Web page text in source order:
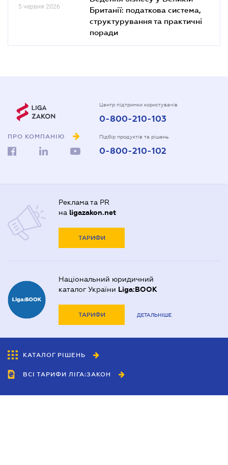
5 червня 2026
Британії: податкова система,
структурування та практичні
поради
ПРО КОМПАНІЮ
Центр підтримки користувачів
0-800-210-103
Підбір продуктів та рішень
0-800-210-102
Реклама та PR
на ligazakon.net
ТАРИФИ
Національний юридичний
каталог України Liga:BOOK
ТАРИФИ ДЕТАЛЬНІШЕ
КАТАЛОГ РІШЕНЬ
ВСІ ТАРИФИ ЛІГА:ЗАКОН